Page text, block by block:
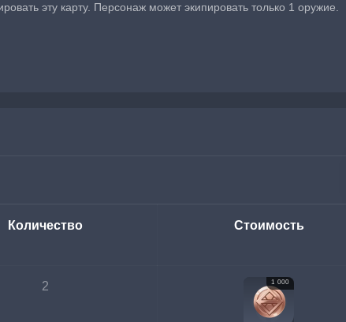
эту карту. Персонаж может экипировать только 1 оружие.
Количество Стоимость
2 1 000